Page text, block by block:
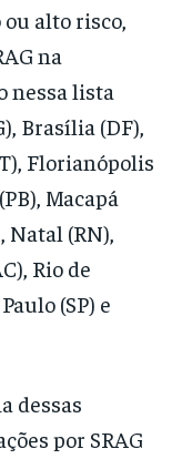
ou alto risco,
na
nessa lista
Brasília (DF),
Florianópolis
Macapá
Natal (RN),
Rio de
(SP) e
dessas
por SRAG